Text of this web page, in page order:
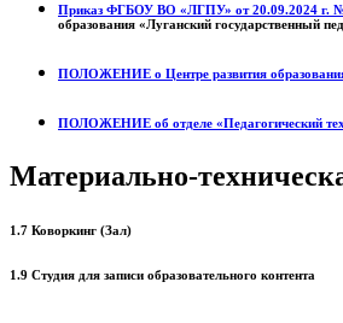
Приказ ФГБОУ ВО «ЛГПУ» от 20.09.2024 г.
образования «Луганский государственный
ПОЛОЖЕНИЕ о Центре развития
ПОЛОЖЕНИЕ об отделе «Педагогический
Материально-
1.7 Коворкинг (Зал)
1.9 Студия для записи образовательного контента